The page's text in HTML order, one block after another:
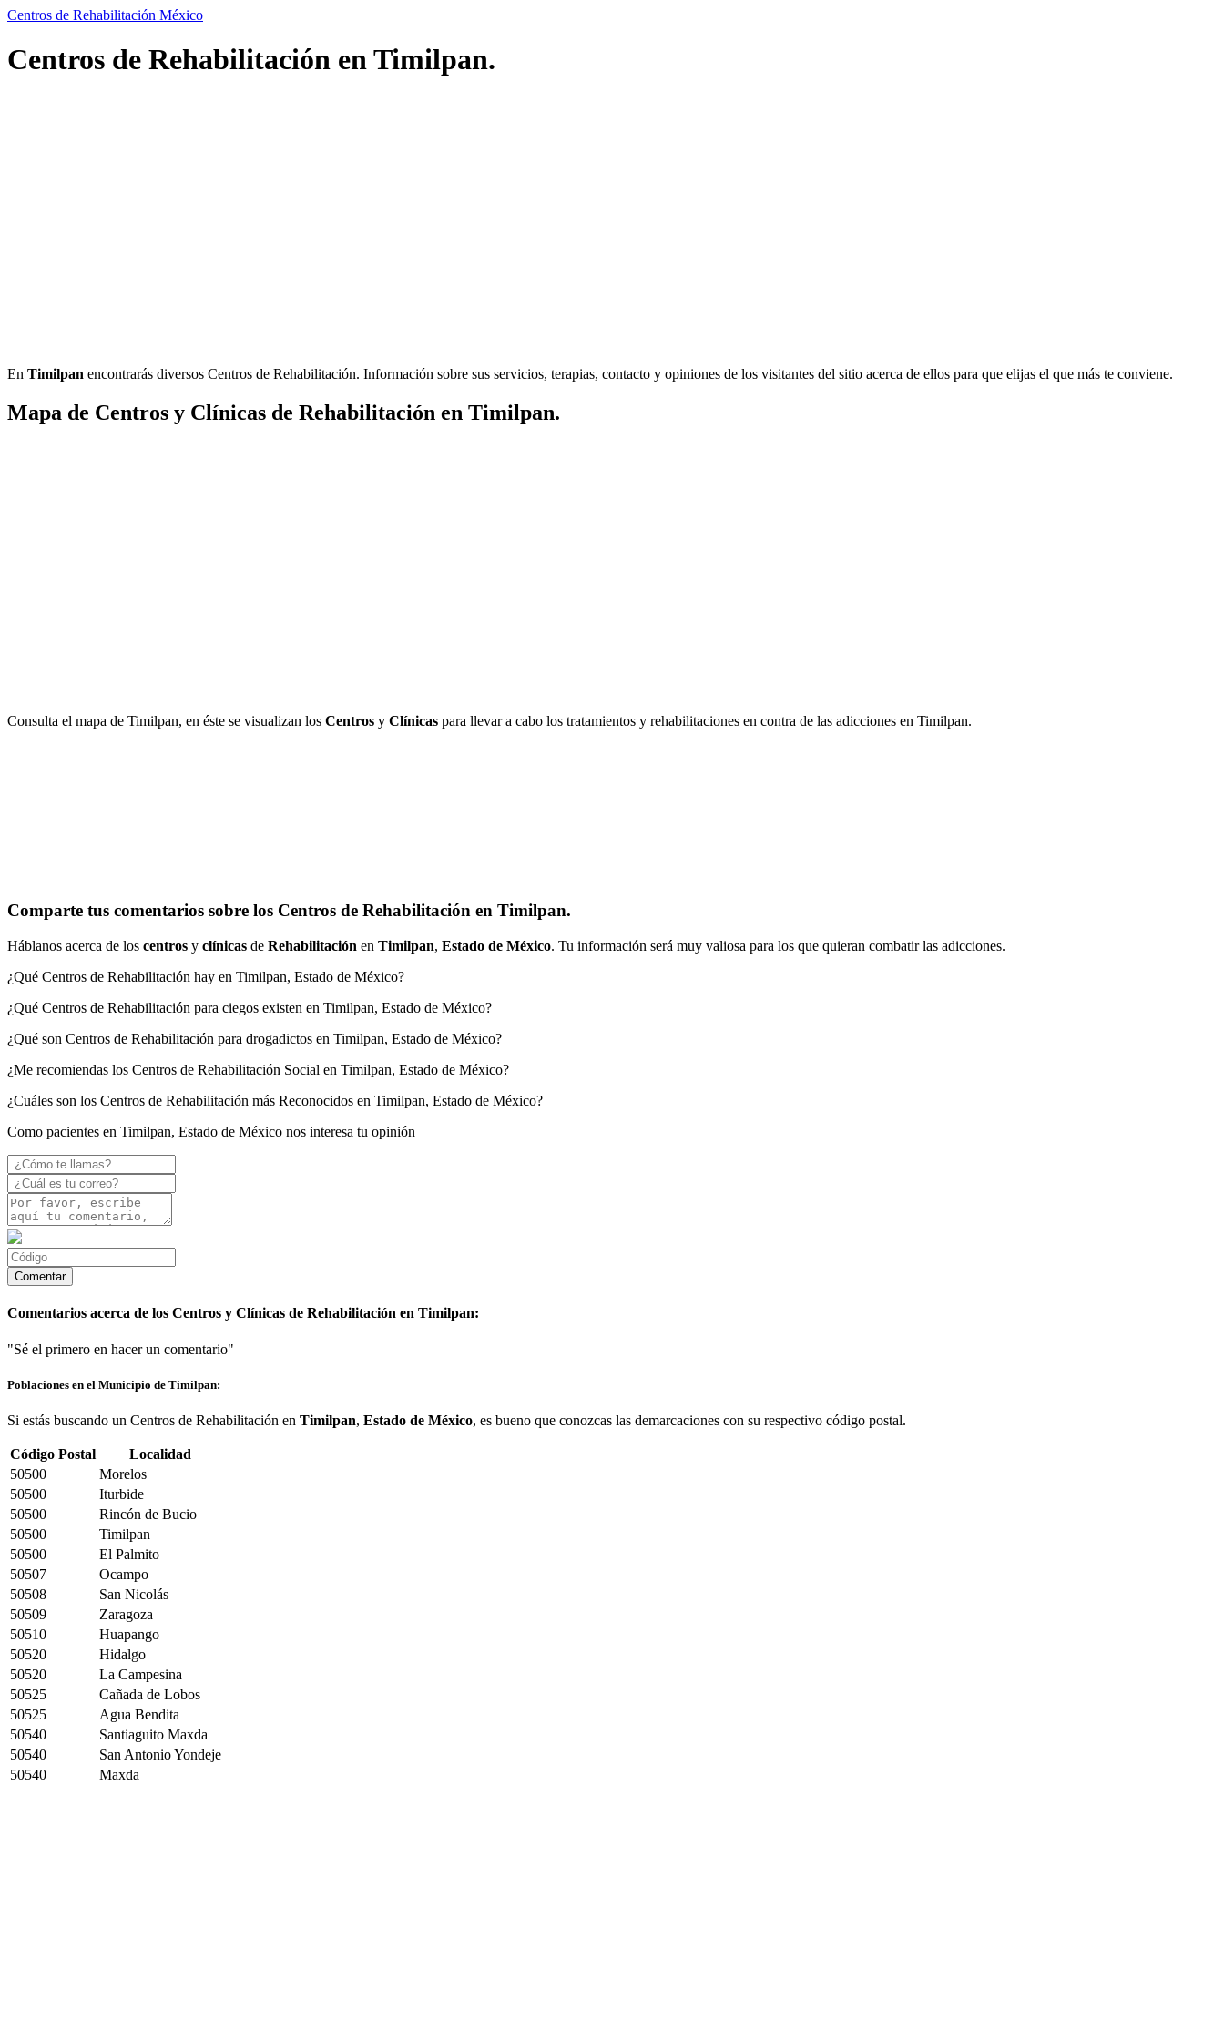
Centros de Rehabilitación México
Centros de Rehabilitación en Timilpan.
En Timilpan encontrarás diversos Centros de Rehabilitación. Información sobre sus servicios, terapias, contacto y opiniones de los visitantes del sitio acerca de ellos para que elijas el que más te conviene.
Mapa de Centros y Clínicas de Rehabilitación en Timilpan.
Consulta el mapa de Timilpan, en éste se visualizan los Centros y Clínicas para llevar a cabo los tratamientos y rehabilitaciones en contra de las adicciones en Timilpan.
Comparte tus comentarios sobre los Centros de Rehabilitación en Timilpan.
Háblanos acerca de los centros y clínicas de Rehabilitación en Timilpan, Estado de México. Tu información será muy valiosa para los que quieran combatir las adicciones.
¿Qué Centros de Rehabilitación hay en Timilpan, Estado de México?
¿Qué Centros de Rehabilitación para ciegos existen en Timilpan, Estado de México?
¿Qué son Centros de Rehabilitación para drogadictos en Timilpan, Estado de México?
¿Me recomiendas los Centros de Rehabilitación Social en Timilpan, Estado de México?
¿Cuáles son los Centros de Rehabilitación más Reconocidos en Timilpan, Estado de México?
Como pacientes en Timilpan, Estado de México nos interesa tu opinión
Comentarios acerca de los Centros y Clínicas de Rehabilitación en Timilpan:
"Sé el primero en hacer un comentario"
Poblaciones en el Municipio de Timilpan:
Si estás buscando un Centros de Rehabilitación en Timilpan, Estado de México, es bueno que conozcas las demarcaciones con su respectivo código postal.
Código Postal
Localidad
50500
Morelos
50500
Iturbide
50500
Rincón de Bucio
50500
Timilpan
50500
El Palmito
50507
Ocampo
50508
San Nicolás
50509
Zaragoza
50510
Huapango
50520
Hidalgo
50520
La Campesina
50525
Cañada de Lobos
50525
Agua Bendita
50540
Santiaguito Maxda
50540
San Antonio Yondeje
50540
Maxda